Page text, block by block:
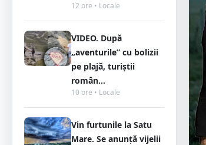
12 ore • Locale
VIDEO. După
„aventurile” cu bolizii
pe plajă, turiștii
român...
10 ore • Locale
Vin furtunile la Satu
Mare. Se anunță vijelii